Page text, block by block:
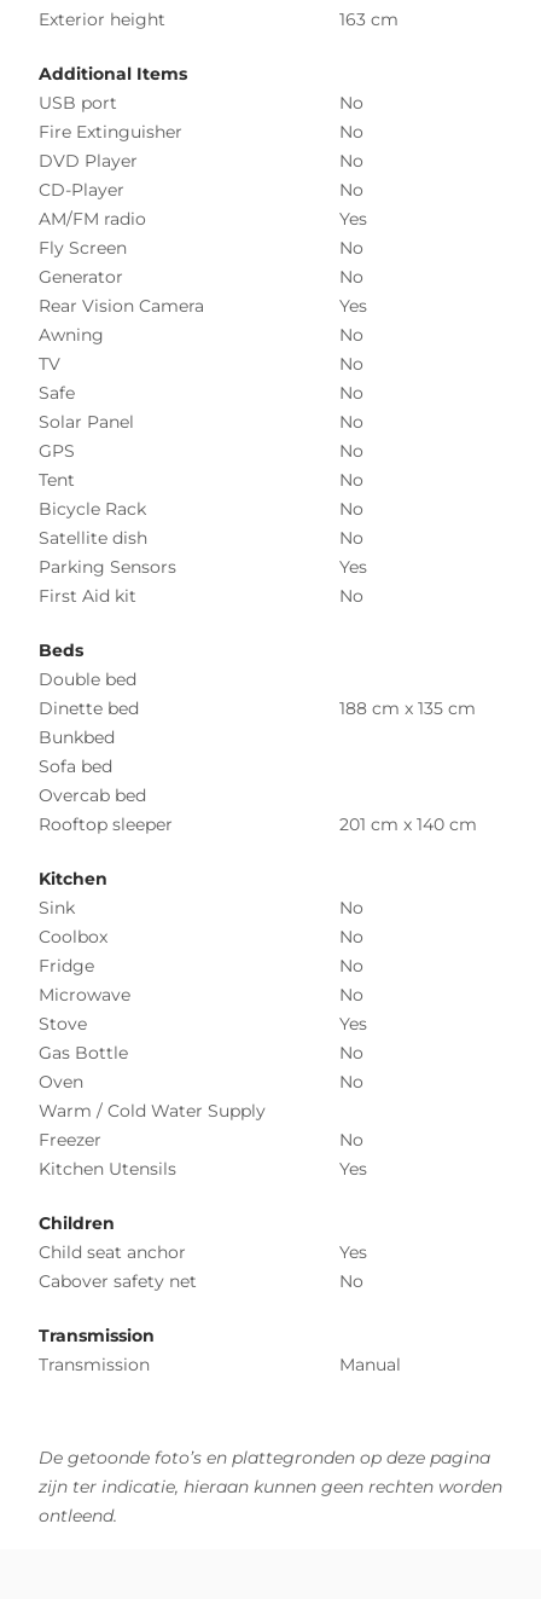
Exterior height
163 cm
Additional Items
USB port
No
Fire Extinguisher
No
DVD Player
No
CD-Player
No
AM/FM radio
Yes
Fly Screen
No
Generator
No
Rear Vision Camera
Yes
Awning
No
TV
No
Safe
No
Solar Panel
No
GPS
No
Tent
No
Bicycle Rack
No
Satellite dish
No
Parking Sensors
Yes
First Aid kit
No
Beds
Double bed
Dinette bed
188 cm x 135 cm
Bunkbed
Sofa bed
Overcab bed
Rooftop sleeper
201 cm x 140 cm
Kitchen
Sink
No
Coolbox
No
Fridge
No
Microwave
No
Stove
Yes
Gas Bottle
No
Oven
No
Warm / Cold Water Supply
Freezer
No
Kitchen Utensils
Yes
Children
Child seat anchor
Yes
Cabover safety net
No
Transmission
Transmission
Manual
De getoonde foto’s en plattegronden op deze pagina
zijn ter indicatie, hieraan kunnen geen rechten worden
ontleend.